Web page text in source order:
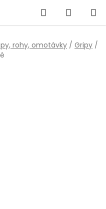
Hledat
KOŠÍK
rohy, omotávky / Gripy /